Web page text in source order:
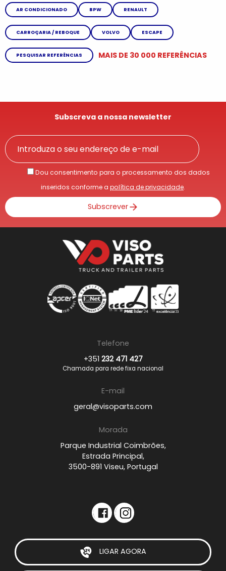
AR CONDICIONADO BPW RENAULT
CARROÇARIA / REBOQUE VOLVO ESCAPE
PESQUISAR REFERÊNCIAS MAIS DE 30 000 REFERÊNCIAS
Subscreva a nossa newsletter
Dou consentimento para o processamento dos dados
inseridos conforme a política de privacidade.
Subscrever
Telefone
+351 232 471 427
Chamada para rede fixa nacional
E-mail
geral@visoparts.com
Morada
Parque Industrial Coimbrões,
Estrada Principal,
3500-891 Viseu, Portugal
LIGAR AGORA